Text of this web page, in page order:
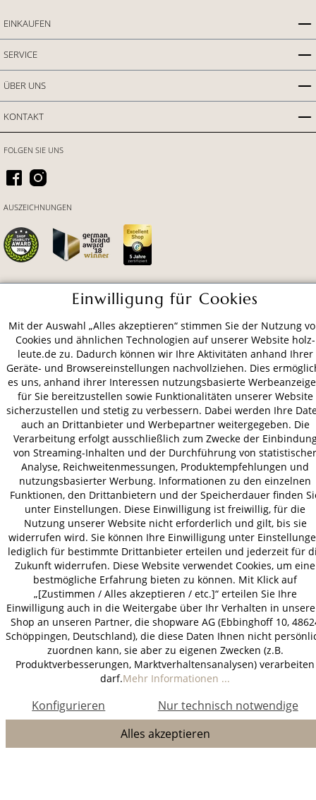
EINKAUFEN
SERVICE
ÜBER UNS
KONTAKT
VERSAND
FOLGEN SIE UNS
AUSZEICHNUNGEN
AGB Datenschutz
Impressum
© 2026 HOLZ-LEUTE
* Alle Preise inkl. gesetzl. Mehrwertsteuer zzgl.Versandkosten.
Einwilligung für Cookies
Mit der Auswahl „Alles akzeptieren“ stimmen Sie der Nutzung
Cookies und ähnlichen Technologien auf unserer Website holz-
leute.de zu. Dadurch können wir Ihre Aktivitäten anhand Ihrer
Geräte- und Browsereinstellungen nachvollziehen. Dies
es uns, anhand ihrer Interessen nutzungsbasierte
für Sie bereitzustellen sowie Funktionalitäten unserer Website
sicherzustellen und stetig zu verbessern. Dabei werden Ihre
auch an Drittanbieter und Werbepartner weitergegeben. Die
Verarbeitung erfolgt ausschließlich zum Zwecke der
von Streaming-Inhalten und der Durchführung von statistischer
Analyse, Reichweitenmessungen, Produktempfehlungen und
nutzungsbasierter Werbung. Informationen zu den einzelnen
Funktionen, den Drittanbietern und der Speicherdauer finden
unter Einstellungen. Diese Einwilligung ist freiwillig, für die
Nutzung unserer Website nicht erforderlich und gilt, bis sie
widerrufen wird. Sie können Ihre Einwilligung unter
lediglich für bestimmte Drittanbieter erteilen und jederzeit für
Zukunft widerrufen. Diese Website verwendet Cookies, um eine
bestmögliche Erfahrung bieten zu können. Mit Klick auf
„[Zustimmen / Alles akzeptieren / etc.]“ erteilen Sie Ihre
Einwilligung auch in die Weitergabe über Ihr Verhalten in
Shop an unseren Partner, die shopware AG (Ebbinghoff 10,
Schöppingen, Deutschland), die diese Daten Ihnen nicht
zuordnen kann, sie aber zu eigenen Zwecken (z.B.
Produktverbesserungen, Marktverhaltensanalysen) verarbeiten
darf.Mehr Informationen ...
Nur technisch notwendige
Konfigurieren
Alles akzeptieren